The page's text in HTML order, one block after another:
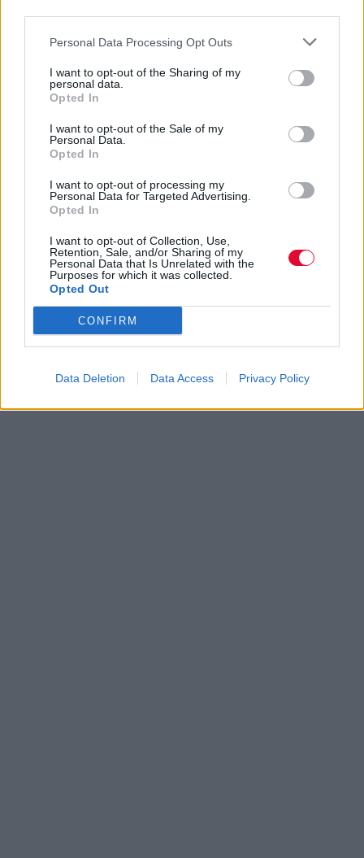
Personal Data Processing Opt Outs
I want to opt-out of the Sharing of my
personal data.
Opted In
I want to opt-out of the Sale of my
Personal Data.
Opted In
I want to opt-out of processing my
Personal Data for Targeted Advertising.
Opted In
I want to opt-out of Collection, Use,
Retention, Sale, and/or Sharing of my
Personal Data that Is Unrelated with the
Purposes for which it was collected.
Opted Out
CONFIRM
Data Deletion Data Access Privacy Policy